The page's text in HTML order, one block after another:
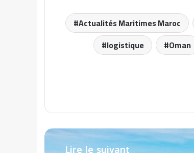
Actualités Maritimes Maroc
logistique
Oman